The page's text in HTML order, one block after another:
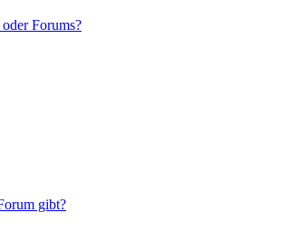
Forums?
gibt?